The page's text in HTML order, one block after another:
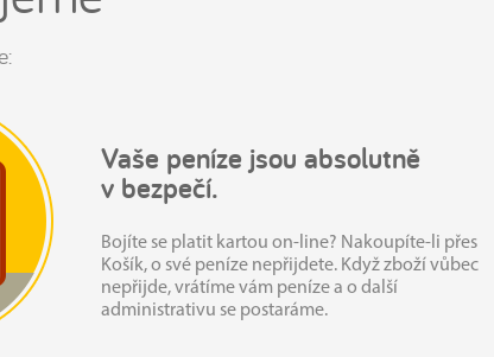
Vaše peníze jsou absolutně
v bezpečí.
Bojíte se platit kartou on-line? Nakoupíte‑li přes
Košík, o své peníze nepřijdete. Když zboží vůbec
nepřijde, vrátíme vám peníze a o další
administrativu se postaráme.